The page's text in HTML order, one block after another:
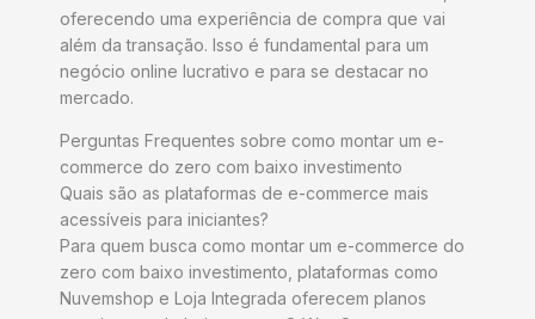
oferecendo uma experiência de compra que vai
além da transação. Isso é fundamental para um
negócio online lucrativo e para se destacar no
mercado.
Perguntas Frequentes sobre como montar um e-
commerce do zero com baixo investimento
Quais são as plataformas de e-commerce mais
acessíveis para iniciantes?
Para quem busca como montar um e-commerce do
zero com baixo investimento, plataformas como
Nuvemshop e Loja Integrada oferecem planos